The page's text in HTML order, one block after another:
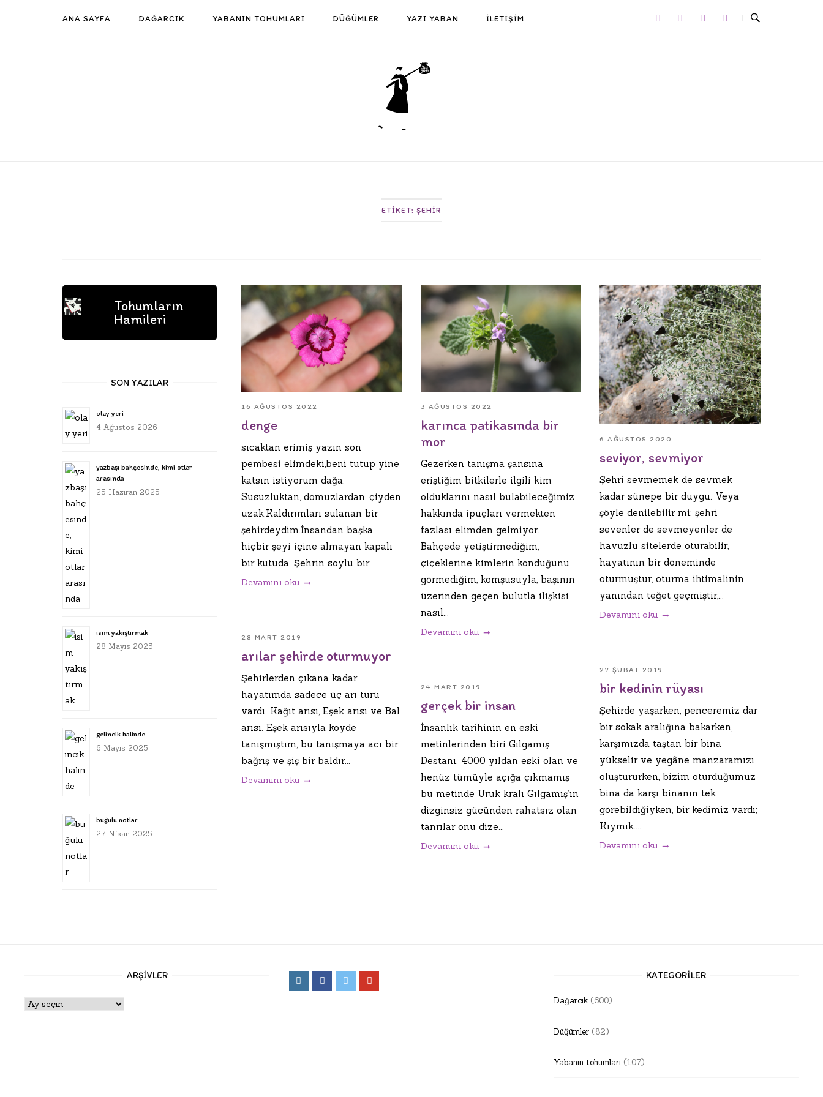
ANA SAYFA DAĞARCIK YABANIN TOHUMLARI DÜĞÜMLER YAZI YABAN İLETİŞİM
Home
ETIKET: ŞEHIR
16 AĞUSTOS 2022
denge
sıcaktan erimiş yazın son
pembesi elimdeki,beni tutup yine
katsın istiyorum dağa.
Susuzluktan, domuzlardan, çiyden
uzak.Kaldırımları sulanan bir
şehirdeydim.İnsandan başka
hiçbir şeyi içine almayan kapalı
bir kutuda. Şehrin soylu bir...
Devamını oku
3 AĞUSTOS 2022
karınca patikasında bir
mor
Gezerken tanışma şansına
eriştiğim bitkilerle ilgili kim
olduklarını nasıl bulabileceğimiz
hakkında ipuçları vermekten
fazlası elimden gelmiyor.
Bahçede yetiştirmediğim,
çiçeklerine kimlerin konduğunu
görmediğim, komşusuyla, başının
üzerinden geçen bulutla ilişkisi
nasıl...
Devamını oku
6 AĞUSTOS 2020
seviyor, sevmiyor
Şehri sevmemek de sevmek
kadar sünepe bir duygu. Veya
şöyle denilebilir mi; şehri
sevenler de sevmeyenler de
havuzlu sitelerde oturabilir,
hayatının bir döneminde
oturmuştur, oturma ihtimalinin
yanından teğet geçmiştir,...
Devamını oku
28 MART 2019
arılar şehirde oturmuyor
Şehirlerden çıkana kadar
hayatımda sadece üç arı türü
vardı. Kağıt arısı, Eşek arısı ve Bal
arısı. Eşek arısıyla köyde
tanışmıştım, bu tanışmaya acı bir
bağrış ve şiş bir baldır...
Devamını oku
24 MART 2019
gerçek bir insan
İnsanlık tarihinin en eski
metinlerinden biri Gılgamış
Destanı. 4000 yıldan eski olan ve
henüz tümüyle açığa çıkmamış
bu metinde Uruk kralı Gılgamış’ın
dizginsiz gücünden rahatsız olan
tanrılar onu dize...
Devamını oku
27 ŞUBAT 2019
bir kedinin rüyası
Şehirde yaşarken, penceremiz dar
bir sokak aralığına bakarken,
karşımızda taştan bir bina
yükselir ve yegâne manzaramızı
oluştururken, bizim oturduğumuz
bina da karşı binanın tek
görebildiğiyken, bir kedimiz vardı;
Kıymık....
Devamını oku
Tohumların
Hamileri
SON YAZILAR
olay yeri
4 Ağustos 2026
yazbaşı bahçesinde, kimi otlar
arasında
25 Haziran 2025
isim yakıştırmak
28 Mayıs 2025
gelincik halinde
6 Mayıs 2025
buğulu notlar
27 Nisan 2025
ARŞIVLER
Arşivler
KATEGORILER
Dağarcık(600)
Düğümler(82)
Yabanın tohumları(107)